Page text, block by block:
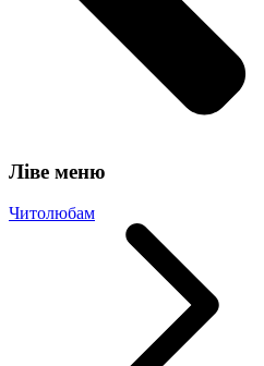
Ліве меню
Читолюбам